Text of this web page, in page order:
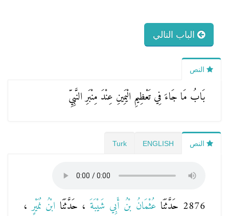
الباب التالي
النص
بَابُ مَا جَاءَ فِي تَعْظِيمِ الْيَمِينِ عِنْدَ مِنْبَرِ النَّبِيِّ
النص ENGLISH
Turk
2876 حَدَّثَنَا عُثْمَانُ بْنُ أَبِي شَيْبَةَ ، حَدَّثَنَا ابْنُ نُمَيْرٍ ،